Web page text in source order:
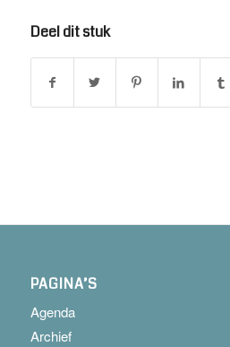
Deel dit stuk
PAGINA’S
Agenda
Archief